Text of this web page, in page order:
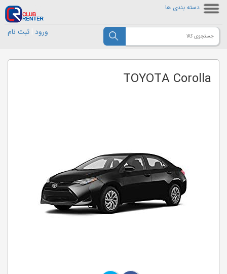
دسته بندی ها
ورود ثبت نام
TOYOTA Corolla